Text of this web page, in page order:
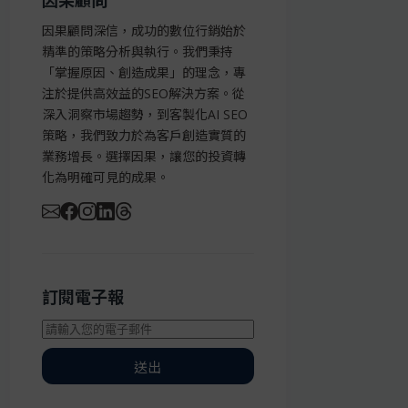
因果顧問深信，成功的數位行銷始於
精準的策略分析與執行。我們秉持
「掌握原因、創造成果」的理念，專
注於提供高效益的SEO解決方案。從
深入洞察市場趨勢，到客製化AI SEO
策略，我們致力於為客戶創造實質的
業務增長。選擇因果，讓您的投資轉
化為明確可見的成果。
訂閱電子報
送出